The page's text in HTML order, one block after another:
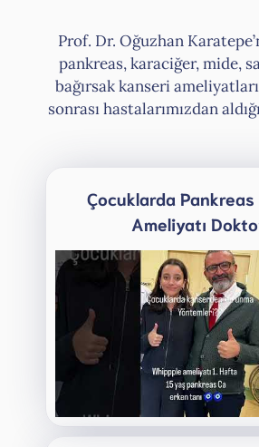
Prof. Dr. Oğuzhan
pankreas, karaciğer, mide,
bağırsak kanseri
sonrası hastalarımızdan
Çocuklarda
Ameliyatı